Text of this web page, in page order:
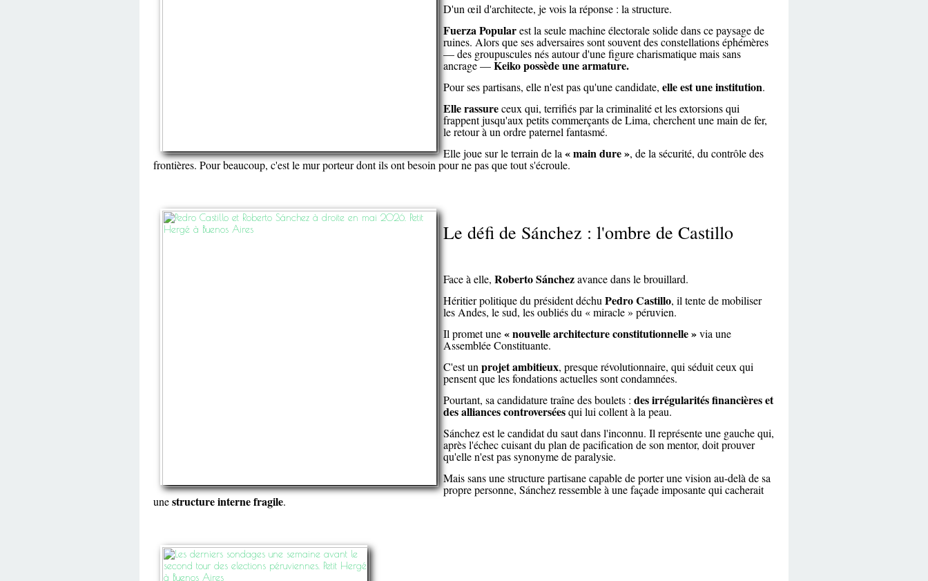
D'un œil d'architecte, je vois la réponse : la structure.
Fuerza Popularest la seule machine électorale solide dans ce paysage de
ruines. Alors que ses adversaires sont souvent des constellations éphémères
— des groupuscules nés autour d'une figure charismatique mais sans
ancrage —Keiko possède une armature.
Pour ses partisans, elle n'est pas qu'une candidate, elle est une institution.
Elle rassureceux qui, terrifiés par la criminalité et les extorsions qui
frappent jusqu'aux petits commerçants de Lima, cherchent une main de fer,
le retour à un ordre paternel fantasmé.
Elle joue sur le terrain de la« main dure », de la sécurité, du contrôle des
frontières. Pour beaucoup, c'est le mur porteur dont ils ont besoin pour ne pas que tout s'écroule.
Le défi de Sánchez : l'ombre de Castillo
Face à elle, Roberto Sánchezavance dans le brouillard.
Héritier politique du président déchuPedro Castillo, il tente de mobiliser
les Andes, le sud, les oubliés du « miracle » péruvien.
Il promet une« nouvelle architecture constitutionnelle »via une
Assemblée Constituante.
C'est unprojet ambitieux, presque révolutionnaire, qui séduit ceux qui
pensent que les fondations actuelles sont condamnées.
Pourtant, sa candidature traîne des boulets : des irrégularités financières et
des alliances controverséesqui lui collent à la peau.
Sánchez est le candidat du saut dans l'inconnu. Il représente une gauche qui,
après l'échec cuisant du plan de pacification de son mentor, doit prouver
qu'elle n'est pas synonyme de paralysie.
Mais sans une structure partisane capable de porter une vision au-delà de sa
propre personne, Sánchez ressemble à une façade imposante qui cacherait
unestructure interne fragile.